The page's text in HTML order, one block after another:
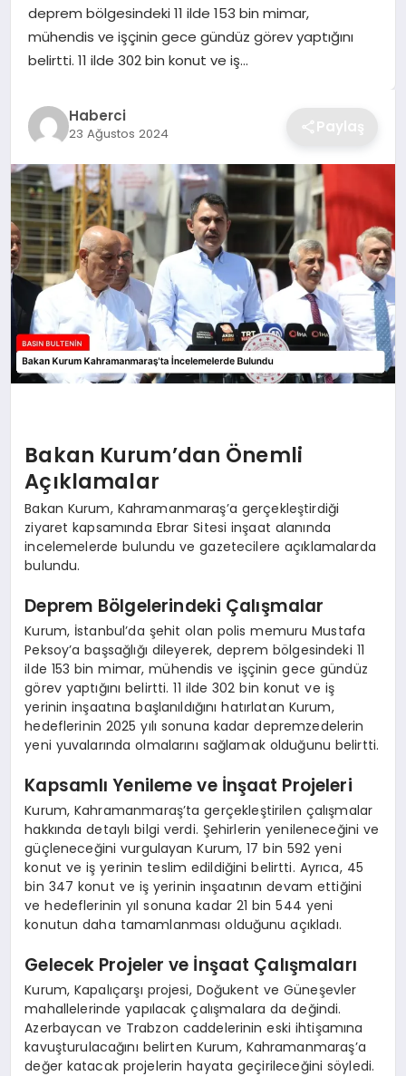
GÜNDEM
deprem bölgesindeki 11 ilde 153 bin mimar,
mühendis ve işçinin gece gündüz görev yaptığını
belirtti. 11 ilde 302 bin konut ve iş…
Haberci
23 Ağustos 2024 Paylaş
Bakan Kurum’dan Önemli
Açıklamalar
Bakan Kurum, Kahramanmaraş’a gerçekleştirdiği
ziyaret kapsamında Ebrar Sitesi inşaat alanında
incelemelerde bulundu ve gazetecilere açıklamalarda
bulundu.
Deprem Bölgelerindeki Çalışmalar
Kurum, İstanbul’da şehit olan polis memuru Mustafa
Peksoy’a başsağlığı dileyerek, deprem bölgesindeki 11
ilde 153 bin mimar, mühendis ve işçinin gece gündüz
görev yaptığını belirtti. 11 ilde 302 bin konut ve iş
yerinin inşaatına başlanıldığını hatırlatan Kurum,
hedeflerinin 2025 yılı sonuna kadar depremzedelerin
yeni yuvalarında olmalarını sağlamak olduğunu belirtti.
Kapsamlı Yenileme ve İnşaat Projeleri
Kurum, Kahramanmaraş’ta gerçekleştirilen çalışmalar
hakkında detaylı bilgi verdi. Şehirlerin yenileneceğini ve
güçleneceğini vurgulayan Kurum, 17 bin 592 yeni
konut ve iş yerinin teslim edildiğini belirtti. Ayrıca, 45
bin 347 konut ve iş yerinin inşaatının devam ettiğini
ve hedeflerinin yıl sonuna kadar 21 bin 544 yeni
konutun daha tamamlanması olduğunu açıkladı.
Gelecek Projeler ve İnşaat Çalışmaları
Kurum, Kapalıçarşı projesi, Doğukent ve Güneşevler
mahallelerinde yapılacak çalışmalara da değindi.
Azerbaycan ve Trabzon caddelerinin eski ihtişamına
kavuşturulacağını belirten Kurum, Kahramanmaraş’a
değer katacak projelerin hayata geçirileceğini söyledi.